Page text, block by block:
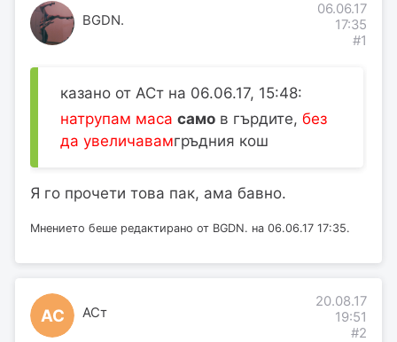
BGDN.
06.06.17
17:35
#1
казано от АСт на 06.06.17, 15:48:
натрупам маса само в гърдите, без
да увеличавамгръдния кош
Я го прочети това пак, ама бавно.
Мнението беше редактирано от BGDN. на 06.06.17 17:35.
АС АСт
20.08.17
19:51
#2